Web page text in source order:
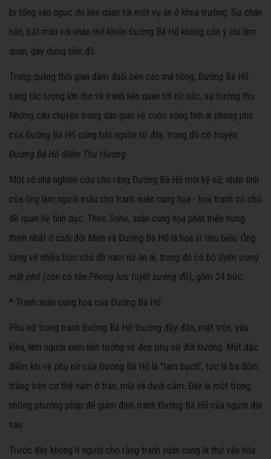
bị tống vào ngục do liên quan tới một vụ án ở khoa trường. Sự chán
nản, bất mãn với nhân thế khiến Đường Bá Hổ không còn ý chí làm
quan, gây dựng tiền đồ.
Trong quãng thời gian đắm đuối bên các má hồng, Đường Bá Hổ
sáng tác lượng lớn thơ và tranh liên quan tới nữ sắc, sự hưởng thụ.
Những câu chuyện trong dân gian về cuộc sống tình ái phong phú
của Đường Bá Hổ cũng bắt nguồn từ đây, trong đó có truyện
Đường Bá Hổ điểm Thu Hương.
Một số nhà nghiên cứu cho rằng Đường Bá Hổ mời kỹ nữ, nhân tình
của ông làm người mẫu cho tranh xuân cung họa - loại tranh có chủ
đề quan hệ tình dục. Theo Sohu, xuân cung họa phát triển hưng
thịnh nhất ở cuối đời Minh và Đường Bá Hổ là họa sĩ tiêu biểu. Ông
từng vẽ nhiều bức chủ đề nam nữ ân ái, trong đó có bộ Uyên ương
mật phổ (còn có tên Phong lưu tuyệt sướng đồ), gồm 24 bức.
* Tranh xuân cung họa của Đường Bá Hổ
Phụ nữ trong tranh Đường Bá Hổ thường đầy đặn, mặt tròn, yêu
kiều, làm người xem liên tưởng vẻ đẹp phụ nữ đời Đường. Một đặc
điểm khi vẽ phụ nữ của Đường Bá Hổ là "tam bạch", tức là ba đốm
trắng trên cơ thể nằm ở trán, mũi và dưới cằm. Đây là một trong
những phương pháp để giám định tranh Đường Bá Hổ của người đời
sau.
Trước đây không ít người cho rằng tranh xuân cung là thứ văn hóa